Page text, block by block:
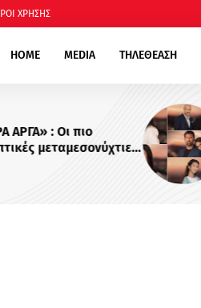
ΧΡΗΣΗΣ
HOME MEDIA ΤΗΛΕΘΕΑΣΗ
ΑΡΓΑ» : Oι πιο
μεταμεσονύχτιες